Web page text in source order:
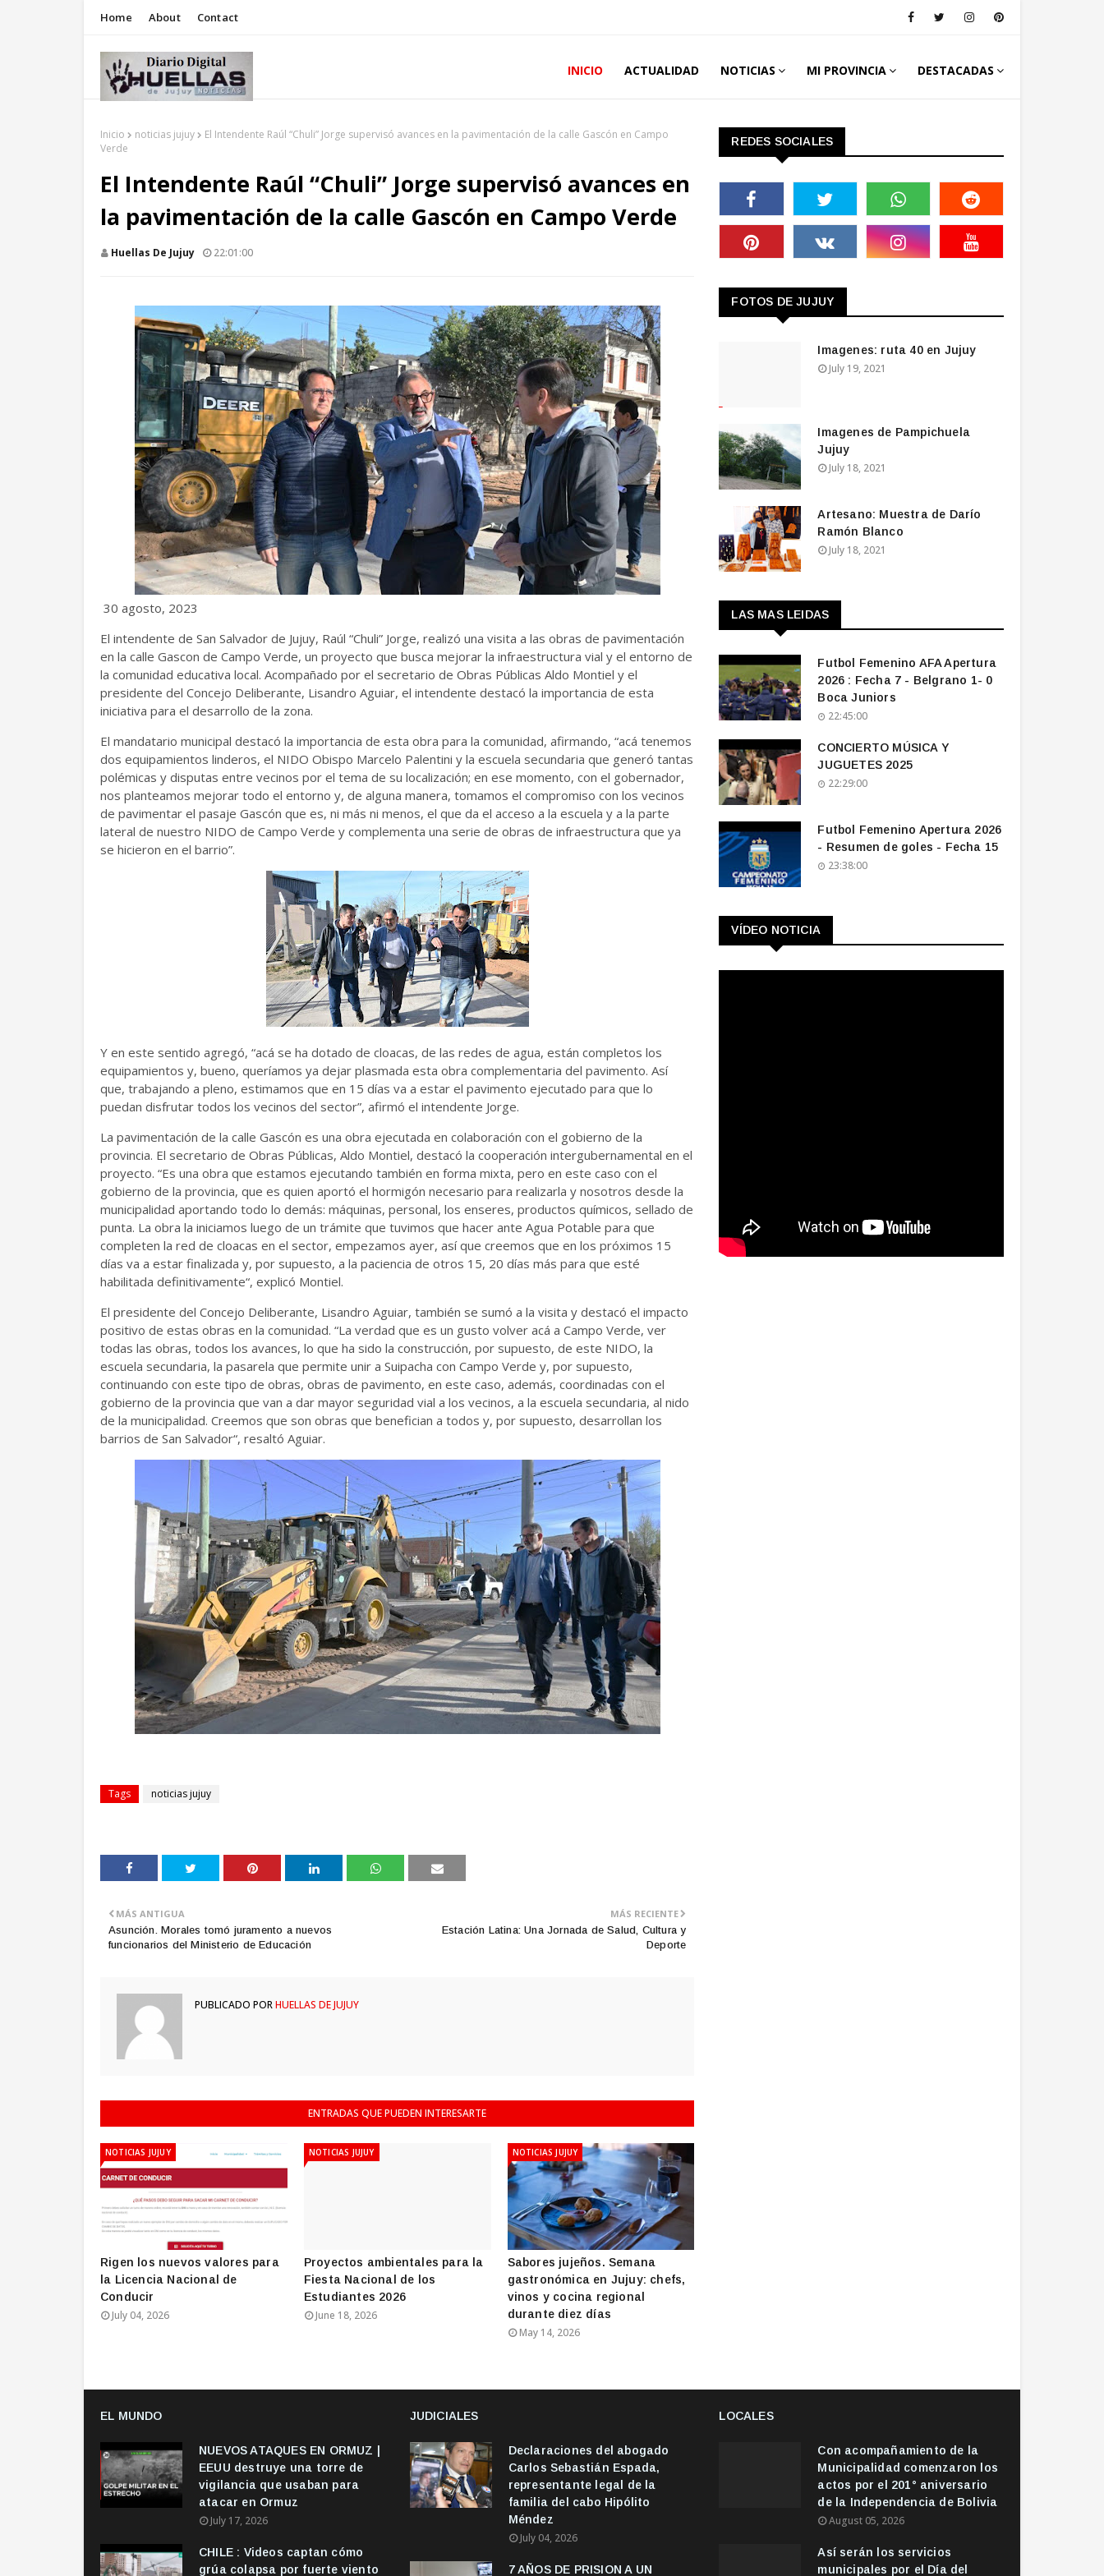
Home About Contact
INICIO ACTUALIDAD NOTICIAS MI PROVINCIA DESTACADAS
Inicio noticias jujuy
El Intendente Raúl “Chuli” Jorge supervisó avances en la pavimentación de la calle Gascón en Campo
Verde
El Intendente Raúl “Chuli” Jorge supervisó avances en
la pavimentación de la calle Gascón en Campo Verde
Huellas De Jujuy 22:01:00
30 agosto, 2023
El intendente de San Salvador de Jujuy, Raúl “Chuli” Jorge, realizó una visita a las obras de pavimentación
en la calle Gascon de Campo Verde, un proyecto que busca mejorar la infraestructura vial y el entorno de
la comunidad educativa local. Acompañado por el secretario de Obras Públicas Aldo Montiel y el
presidente del Concejo Deliberante, Lisandro Aguiar, el intendente destacó la importancia de esta
iniciativa para el desarrollo de la zona.
El mandatario municipal destacó la importancia de esta obra para la comunidad, afirmando, “acá tenemos
dos equipamientos linderos, el NIDO Obispo Marcelo Palentini y la escuela secundaria que generó tantas
polémicas y disputas entre vecinos por el tema de su localización; en ese momento, con el gobernador,
nos planteamos mejorar todo el entorno y, de alguna manera, tomamos el compromiso con los vecinos
de pavimentar el pasaje Gascón que es, ni más ni menos, el que da el acceso a la escuela y a la parte
lateral de nuestro NIDO de Campo Verde y complementa una serie de obras de infraestructura que ya
se hicieron en el barrio”.
Y en este sentido agregó, “acá se ha dotado de cloacas, de las redes de agua, están completos los
equipamientos y, bueno, queríamos ya dejar plasmada esta obra complementaria del pavimento. Así
que, trabajando a pleno, estimamos que en 15 días va a estar el pavimento ejecutado para que lo
puedan disfrutar todos los vecinos del sector”, afirmó el intendente Jorge.
La pavimentación de la calle Gascón es una obra ejecutada en colaboración con el gobierno de la
provincia. El secretario de Obras Públicas, Aldo Montiel, destacó la cooperación intergubernamental en el
proyecto. “Es una obra que estamos ejecutando también en forma mixta, pero en este caso con el
gobierno de la provincia, que es quien aportó el hormigón necesario para realizarla y nosotros desde la
municipalidad aportando todo lo demás: máquinas, personal, los enseres, productos químicos, sellado de
punta. La obra la iniciamos luego de un trámite que tuvimos que hacer ante Agua Potable para que
completen la red de cloacas en el sector, empezamos ayer, así que creemos que en los próximos 15
días va a estar finalizada y, por supuesto, a la paciencia de otros 15, 20 días más para que esté
habilitada definitivamente“, explicó Montiel.
El presidente del Concejo Deliberante, Lisandro Aguiar, también se sumó a la visita y destacó el impacto
positivo de estas obras en la comunidad. “La verdad que es un gusto volver acá a Campo Verde, ver
todas las obras, todos los avances, lo que ha sido la construcción, por supuesto, de este NIDO, la
escuela secundaria, la pasarela que permite unir a Suipacha con Campo Verde y, por supuesto,
continuando con este tipo de obras, obras de pavimento, en este caso, además, coordinadas con el
gobierno de la provincia que van a dar mayor seguridad vial a los vecinos, a la escuela secundaria, al nido
de la municipalidad. Creemos que son obras que benefician a todos y, por supuesto, desarrollan los
barrios de San Salvador“, resaltó Aguiar.
Tags noticias jujuy
MÁS RECIENTE
Estación Latina: Una Jornada de Salud, Cultura y
Deporte
MÁS ANTIGUA
Asunción. Morales tomó juramento a nuevos
funcionarios del Ministerio de Educación
PUBLICADO PORHUELLAS DE JUJUY
ENTRADAS QUE PUEDEN INTERESARTE
NOTICIAS JUJUY
Rigen los nuevos valores para
la Licencia Nacional de
Conducir
July 04, 2026
NOTICIAS JUJUY
Proyectos ambientales para la
Fiesta Nacional de los
Estudiantes 2026
June 18, 2026
NOTICIAS JUJUY
Sabores jujeños. Semana
gastronómica en Jujuy: chefs,
vinos y cocina regional
durante diez días
May 14, 2026
REDES SOCIALES
FOTOS DE JUJUY
Imagenes: ruta 40 en Jujuy
July 19, 2021
Imagenes de Pampichuela
Jujuy
July 18, 2021
Artesano: Muestra de Darío
Ramón Blanco
July 18, 2021
LAS MAS LEIDAS
Futbol Femenino AFA Apertura
2026 : Fecha 7 - Belgrano 1- 0
Boca Juniors
22:45:00
CONCIERTO MÚSICA Y
JUGUETES 2025
22:29:00
Futbol Femenino Apertura 2026
- Resumen de goles - Fecha 15
23:38:00
VÍDEO NOTICIA
EL MUNDO
NUEVOS ATAQUES EN ORMUZ |
EEUU destruye una torre de
vigilancia que usaban para
atacar en Ormuz
July 17, 2026
CHILE : Videos captan cómo
grúa colapsa por fuerte viento
JUDICIALES
Declaraciones del abogado
Carlos Sebastián Espada,
representante legal de la
familia del cabo Hipólito
Méndez
July 04, 2026
7 AÑOS DE PRISION A UN
LOCALES
Con acompañamiento de la
Municipalidad comenzaron los
actos por el 201° aniversario
de la Independencia de Bolivia
August 05, 2026
Así serán los servicios
municipales por el Día del